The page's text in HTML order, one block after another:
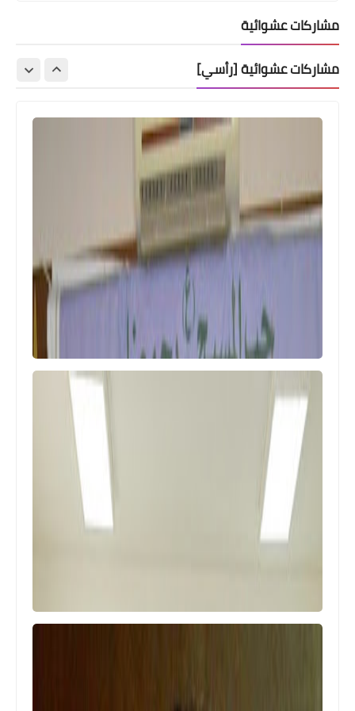
مشاركات عشوائية
مشاركات عشوائية [رأسي]
🌏بداية العام الجديد 2020 ستنتقل
القنوات اللبنانية من النيل سات الى العرب
منوعات
العميد توفيق عبد الله يكرّم الحاج أبو وائل
زلزلي في صور